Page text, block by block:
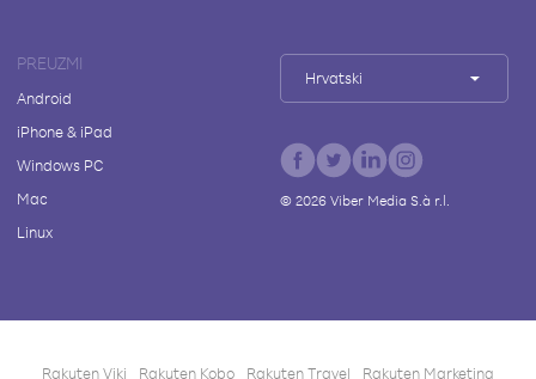
PREUZMI
Android
iPhone & iPad
Windows PC
Mac
Linux
Hrvatski
© 2026Viber Media S.à r.l.
Rakuten Viki Rakuten Kobo Rakuten Travel Rakuten Marketing